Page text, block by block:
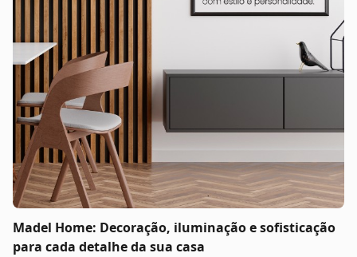
Madel Home: Decoração, iluminação e sofisticação
para cada detalhe da sua casa